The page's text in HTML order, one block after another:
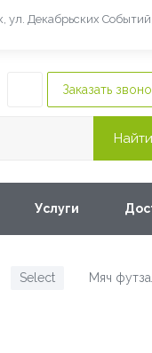
ул. Декабрьских
Услуги
Select Мяч